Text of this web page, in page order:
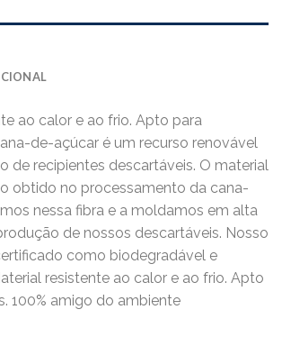
ao calor e ao frio. Apto para
de-açúcar é um recurso renovável
de recipientes descartáveis. O material
obtido no processamento da cana-
nessa fibra e a moldamos em alta
de nossos descartáveis. Nosso
como biodegradável e
resistente ao calor e ao frio. Apto
100% amigo do ambiente